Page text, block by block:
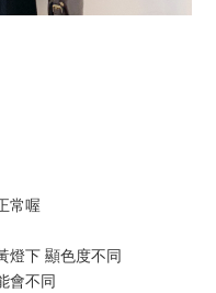
常喔
燈下 顯色度不同
會不同